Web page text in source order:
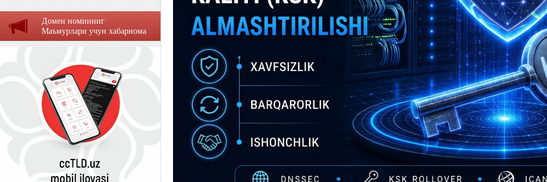
Домен номининг
Маъмурлaри учун хaбaрномa